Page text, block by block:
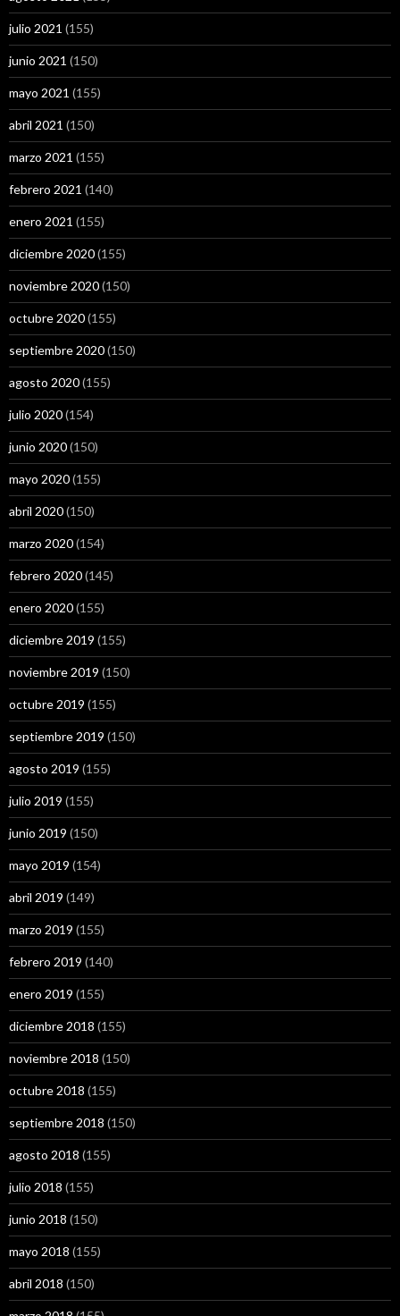
julio 2021 (155)
junio 2021 (150)
mayo 2021 (155)
abril 2021 (150)
marzo 2021 (155)
febrero 2021 (140)
enero 2021 (155)
diciembre 2020(155)
noviembre 2020(150)
octubre 2020(155)
septiembre 2020(150)
agosto 2020(155)
julio 2020(154)
junio 2020(150)
mayo 2020(155)
abril 2020(150)
marzo 2020(154)
febrero 2020(145)
enero 2020(155)
diciembre 2019 (155)
noviembre 2019 (150)
octubre 2019 (155)
septiembre 2019 (150)
agosto 2019 (155)
julio 2019 (155)
junio 2019 (150)
mayo 2019 (154)
abril 2019 (149)
marzo 2019 (155)
febrero 2019 (140)
enero 2019 (155)
diciembre 2018 (155)
noviembre 2018 (150)
octubre 2018 (155)
septiembre 2018 (150)
agosto 2018 (155)
julio 2018 (155)
junio 2018 (150)
mayo 2018 (155)
abril 2018 (150)